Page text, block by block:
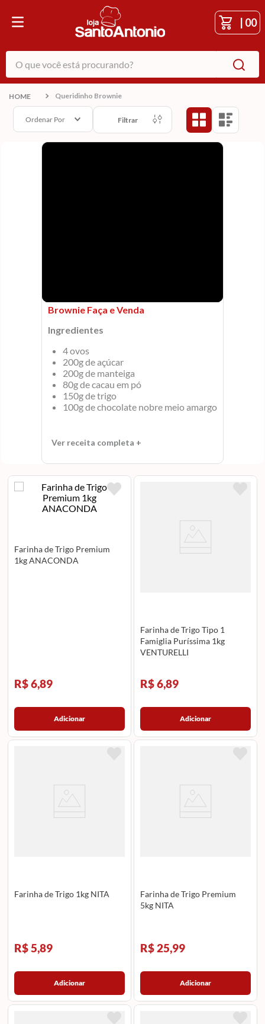
00
O que você está procurando?
Queridinho Brownie
Ordenar Por Filtrar
Brownie Faça e Venda
Ingredientes
4 ovos
200g de açúcar
200g de manteiga
80g de cacau em pó
150g de trigo
100g de chocolate nobre meio amargo
Ver receita completa +
Farinha de Trigo Premium
1kg ANACONDA
R$ 6,89
Adicionar
Farinha de Trigo Tipo 1
Famiglia Puríssima 1kg
VENTURELLI
R$ 6,89
Adicionar
Farinha de Trigo 1kg NITA
R$ 5,89
Adicionar
Farinha de Trigo Premium
5kg NITA
R$ 25,99
Adicionar